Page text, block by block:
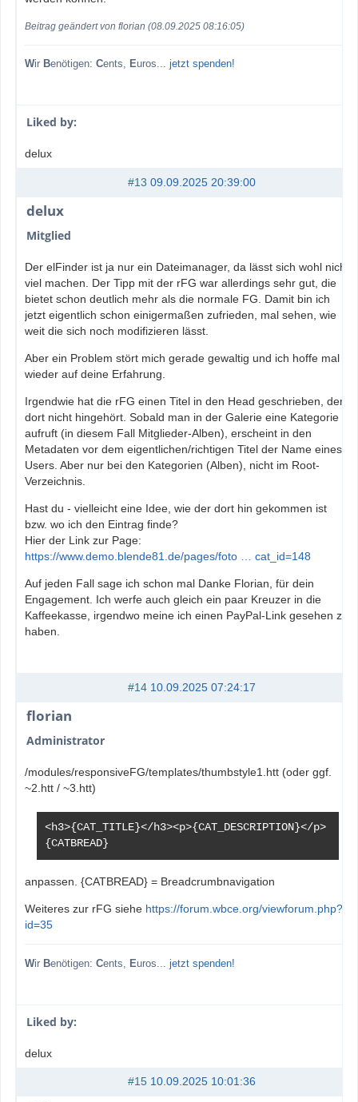
Beitrag geändert von florian (08.09.2025 08:16:05)
Wir Benötigen: Cents, Euros... jetzt spenden!
Liked by:
delux
#13 09.09.2025 20:39:00
delux
Mitglied
Der elFinder ist ja nur ein Dateimanager, da lässt sich wohl nicht
viel machen. Der Tipp mit der rFG war allerdings sehr gut, die
bietet schon deutlich mehr als die normale FG. Damit bin ich
jetzt eigentlich schon einigermaßen zufrieden, mal sehen, wie
weit die sich noch modifizieren lässt.
Aber ein Problem stört mich gerade gewaltig und ich hoffe mal
wieder auf deine Erfahrung.
Irgendwie hat die rFG einen Titel in den Head geschrieben, der
dort nicht hingehört. Sobald man in der Galerie eine Kategorie
aufruft (in diesem Fall Mitglieder-Alben), erscheint in den
Metadaten vor dem eigentlichen/richtigen Titel der Name eines
Users. Aber nur bei den Kategorien (Alben), nicht im Root-
Verzeichnis.
Hast du - vielleicht eine Idee, wie der dort hin gekommen ist
bzw. wo ich den Eintrag finde?
Hier der Link zur Page:
https://www.demo.blende81.de/pages/foto … cat_id=148
Auf jeden Fall sage ich schon mal Danke Florian, für dein
Engagement. Ich werfe auch gleich ein paar Kreuzer in die
Kaffeekasse, irgendwo meine ich einen PayPal-Link gesehen zu
haben.
#14 10.09.2025 07:24:17
florian
Administrator
/modules/responsiveFG/templates/thumbstyle1.htt (oder ggf.
~2.htt / ~3.htt)
<h3>{CAT_TITLE}</h3><p>{CAT_DESCRIPTION}</p>
{CATBREAD}
anpassen. {CATBREAD} = Breadcrumbnavigation
Weiteres zur rFG siehe https://forum.wbce.org/viewforum.php?
id=35
Wir Benötigen: Cents, Euros... jetzt spenden!
Liked by:
delux
#15 10.09.2025 10:01:36